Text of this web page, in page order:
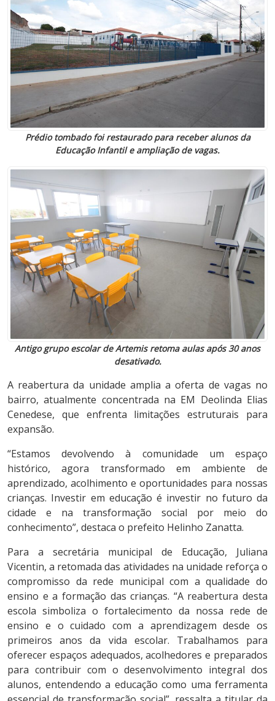
Prédio tombado foi restaurado para receber alunos da
Educação Infantil e ampliação de vagas.
Antigo grupo escolar de Artemis retoma aulas após 30 anos
desativado.
A reabertura da unidade amplia a oferta de vagas no
bairro, atualmente concentrada na EM Deolinda Elias
Cenedese, que enfrenta limitações estruturais para
expansão.
“Estamos devolvendo à comunidade um espaço
histórico, agora transformado em ambiente de
aprendizado, acolhimento e oportunidades para nossas
crianças. Investir em educação é investir no futuro da
cidade e na transformação social por meio do
conhecimento”, destaca o prefeito Helinho Zanatta.
Para a secretária municipal de Educação, Juliana
Vicentin, a retomada das atividades na unidade reforça o
compromisso da rede municipal com a qualidade do
ensino e a formação das crianças. “A reabertura desta
escola simboliza o fortalecimento da nossa rede de
ensino e o cuidado com a aprendizagem desde os
primeiros anos da vida escolar. Trabalhamos para
oferecer espaços adequados, acolhedores e preparados
para contribuir com o desenvolvimento integral dos
alunos, entendendo a educação como uma ferramenta